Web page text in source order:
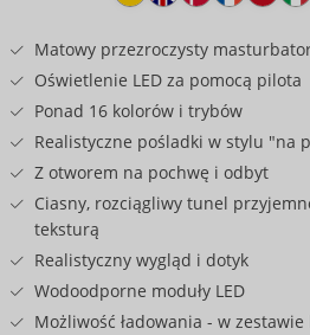
produkcie
Matowy przezroczysty
Oświetlenie LED za pomocą pilota
Ponad 16 kolorów i trybów
Realistyczne pośladki w stylu "na
Z otworem na pochwę i odbyt
Ciasny, rozciągliwy tunel
teksturą
Realistyczny wygląd i dotyk
Wodoodporne moduły LED
Możliwość ładowania - w zestawie